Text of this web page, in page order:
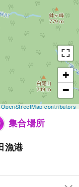
+
−
OpenStreetMap contributors
集合場所
漁港